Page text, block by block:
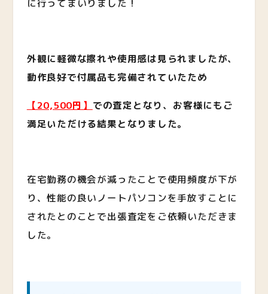
に行ってまいりました！
外観に軽微な擦れや使用感は見られましたが、
動作良好で付属品も完備されていたため
【20,500円】 での査定となり、お客様にもご
満足いただける結果となりました。
在宅勤務の機会が減ったことで使用頻度が下が
り、性能の良いノートパソコンを手放すことに
されたとのことで出張査定をご依頼いただきま
した。